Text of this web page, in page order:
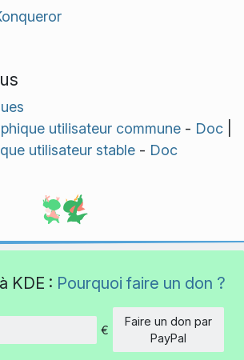
utilisateur commune- Doc|
utilisateur stable- Doc
KDE : Pourquoi faire un don ?
Montant
€
Faire un don par
PayPal